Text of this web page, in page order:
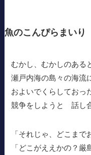
魚のこんぴらまいり
むかし、むかしのある
瀬戸内海の島々の海
およいでくらしておっ
競争をしようと 話し
「それじゃ、どこまで
「どこがええかの？厳